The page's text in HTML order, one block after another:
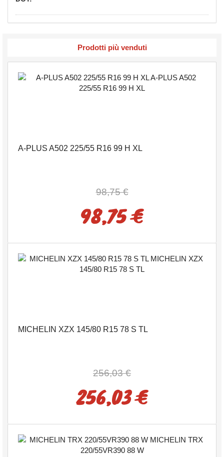
Prodotti più venduti
A-PLUS A502 225/55 R16 99 H XL
98,75 €
98,75 €
MICHELIN XZX 145/80 R15 78 S TL
256,03 €
256,03 €